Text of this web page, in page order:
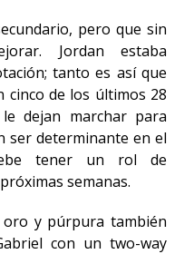
pero que sin
Jordan estaba
tanto es así que
de los últimos 28
dejan marchar para
ser determinante en el
tener un rol de
semanas.
oro y púrpura también
con un two-way